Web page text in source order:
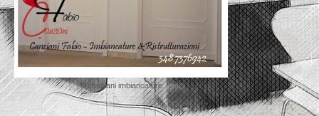
© canziani imbiancature